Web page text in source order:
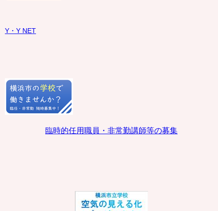
Y・Y NET
臨時的任用職員・非常勤講師等の募集